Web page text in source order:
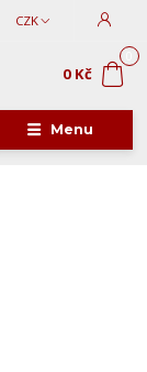
Menu
CZK
0 Kč